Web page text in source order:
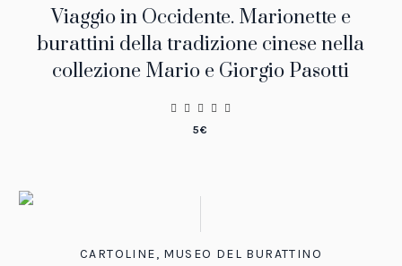
Viaggio in Occidente. Marionette e
burattini della tradizione cinese nella
collezione Mario e Giorgio Pasotti
5€
CARTOLINE, MUSEO DEL BURATTINO